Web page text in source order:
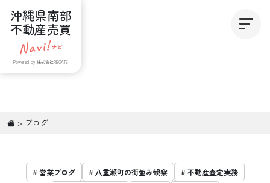
沖縄県南部
不動産売買
Powered by 株式会社REGATE
> ブログ
# 営業ブログ # 八重瀬町の街並み観察
# 不動産査定実務